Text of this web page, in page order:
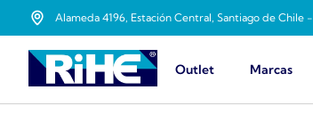
Alameda 4196, Estación Central, Santiago de Chile -
Outlet Marcas